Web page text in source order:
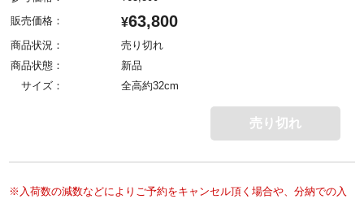
販売価格：
¥63,800
商品状況：
売り切れ
商品状態：
新品
サイズ：
全高約32cm
売り切れ
※入荷数の減数などによりご予約をキャンセル頂く場合や、分納での入